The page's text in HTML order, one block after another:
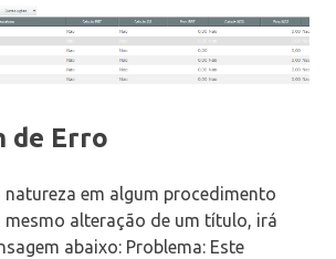
de Erro
natureza em algum procedimento
mesmo alteração de um título, irá
abaixo: Problema: Este